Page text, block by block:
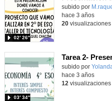
Contenido
subido por
02′ 26″
hace 3 años
20visualizaciones
Tarea 2-
Contenido
subido por
03′ 34″
hace 3 años
12 visualizaciones